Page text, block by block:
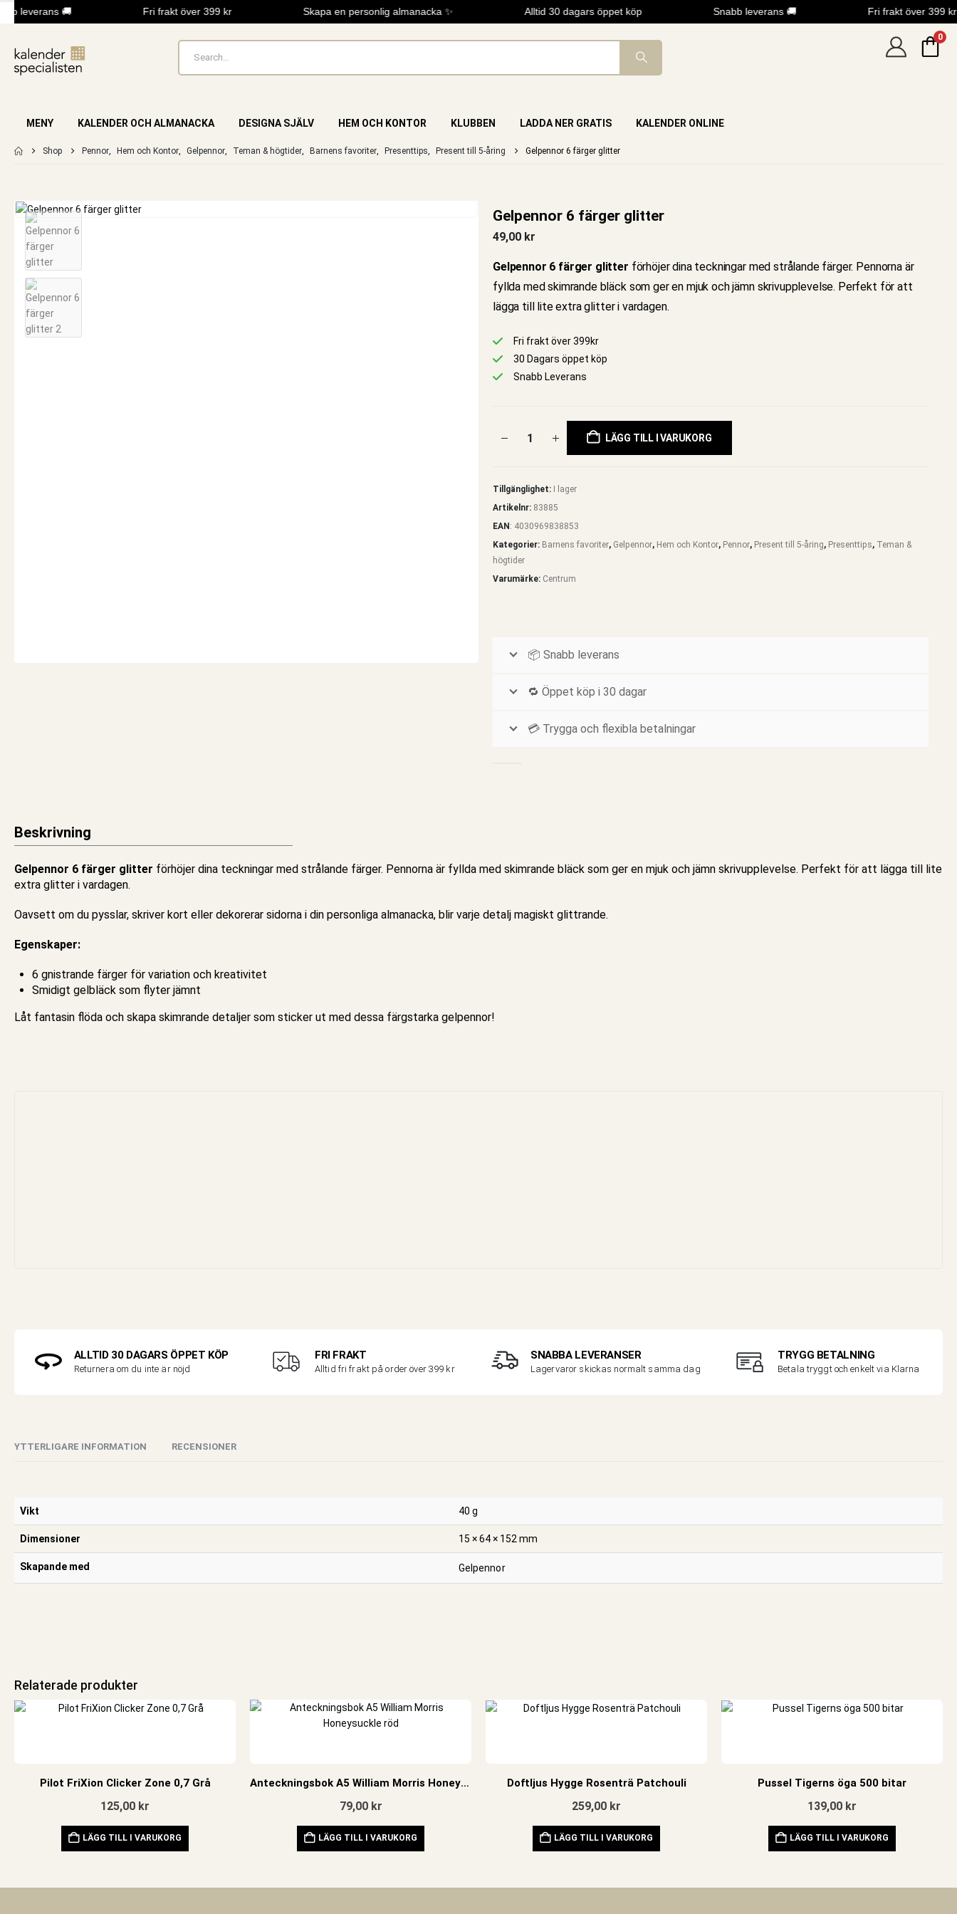
leverans 🚚 Fri frakt över 399 kr Skapa en personlig almanacka ✨ Alltid 30 dagars öppet köp Snabb leverans 🚚 Fri frakt över 399 kr
0
MENY KALENDER OCH ALMANACKA DESIGNA SJÄLV HEM OCH KONTOR KLUBBEN LADDA NER GRATIS KALENDER ONLINE
Shop Pennor, Hem och Kontor, Gelpennor, Teman & högtider, Barnens favoriter, Presenttips, Present till 5-åring Gelpennor 6 färger glitter
Gelpennor 6 färger glitter
49,00 kr
Gelpennor 6 färger glitter förhöjer dina teckningar med strålande färger. Pennorna är
fyllda med skimrande bläck som ger en mjuk och jämn skrivupplevelse. Perfekt för att
lägga till lite extra glitter i vardagen.
Fri frakt över 399kr
30 Dagars öppet köp
Snabb Leverans
LÄGG TILL I VARUKORG
Tillgänglighet:
I lager
Artikelnr: 83885
EAN : 4030969838853
Kategorier: Barnens favoriter, Gelpennor, Hem och Kontor, Pennor, Present till 5-åring, Presenttips, Teman &
högtider
Varumärke: Centrum
📦 Snabb leverans
🔁 Öppet köp i 30 dagar
💳 Trygga och flexibla betalningar
Beskrivning
Gelpennor 6 färger glitter förhöjer dina teckningar med strålande färger. Pennorna är fyllda med skimrande bläck som ger en mjuk och jämn skrivupplevelse. Perfekt för att lägga till lite
extra glitter i vardagen.
Oavsett om du pysslar, skriver kort eller dekorerar sidorna i din personliga almanacka, blir varje detalj magiskt glittrande.
Egenskaper:
6 gnistrande färger för variation och kreativitet
Smidigt gelbläck som flyter jämnt
Låt fantasin flöda och skapa skimrande detaljer som sticker ut med dessa färgstarka gelpennor!
ALLTID 30 DAGARS ÖPPET KÖP
Returnera om du inte är nöjd
FRI FRAKT
Alltid fri frakt på order över 399 kr
SNABBA LEVERANSER
Lagervaror skickas normalt samma dag
TRYGG BETALNING
Betala tryggt och enkelt via Klarna
YTTERLIGARE INFORMATION RECENSIONER
Vikt 40 g
Dimensioner 15 × 64 × 152 mm
Skapande med Gelpennor
Relaterade produkter
Pilot FriXion Clicker Zone 0,7 Grå
125,00 kr
LÄGG TILL I VARUKORG
Anteckningsbok A5 William Morris Honeysuckle röd
79,00 kr
LÄGG TILL I VARUKORG
Doftljus Hygge Rosenträ Patchouli
259,00 kr
LÄGG TILL I VARUKORG
Pussel Tigerns öga 500 bitar
139,00 kr
LÄGG TILL I VARUKORG